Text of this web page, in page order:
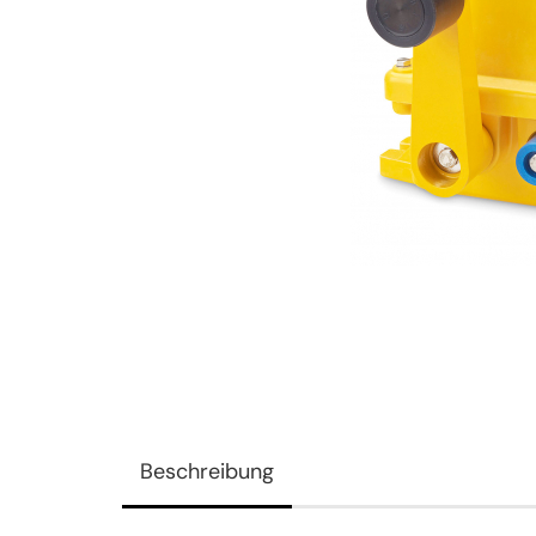
Beschreibung